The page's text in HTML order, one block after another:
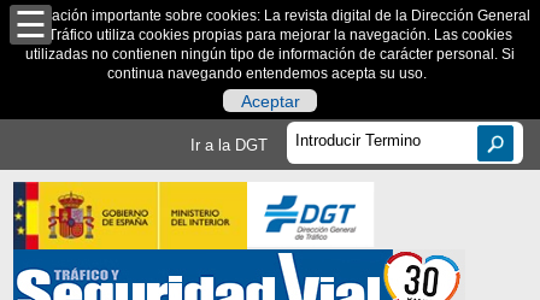
Información importante sobre cookies: La revista digital de la Dirección General
de Tráfico utiliza cookies propias para mejorar la navegación. Las cookies
utilizadas no contienen ningún tipo de información de carácter personal. Si
continua navegando entendemos acepta su uso.
Aceptar
Ir a la DGT